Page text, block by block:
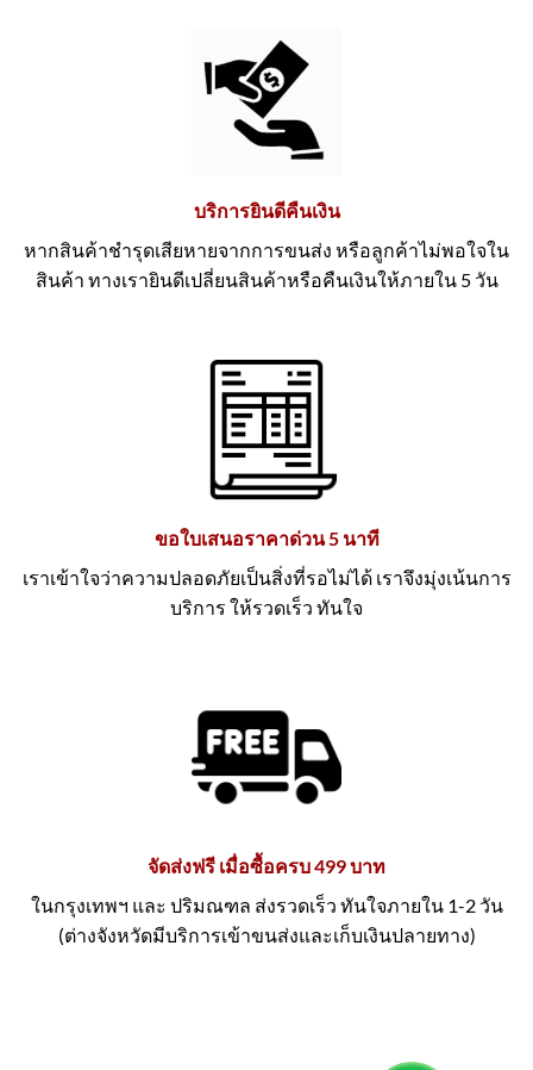
บริการยินดีคืนเงิน
หากสินค้าชำรุดเสียหายจากการขนส่ง หรือลูกค้าไม่พอใจใน
สินค้า ทางเรายินดีเปลี่ยนสินค้าหรือคืนเงินให้ภายใน 5 วัน
ขอใบเสนอราคาด่วน 5 นาที
เราเข้าใจว่าความปลอดภัยเป็นสิ่งที่รอไม่ได้ เราจึงมุ่งเน้นการ
บริการ ให้รวดเร็ว ทันใจ
จัดส่งฟรี เมื่อซื้อครบ 499 บาท
ในกรุงเทพฯ และ ปริมณฑล ส่งรวดเร็ว ทันใจภายใน 1-2 วัน
(ต่างจังหวัดมีบริการเข้าขนส่งและเก็บเงินปลายทาง)